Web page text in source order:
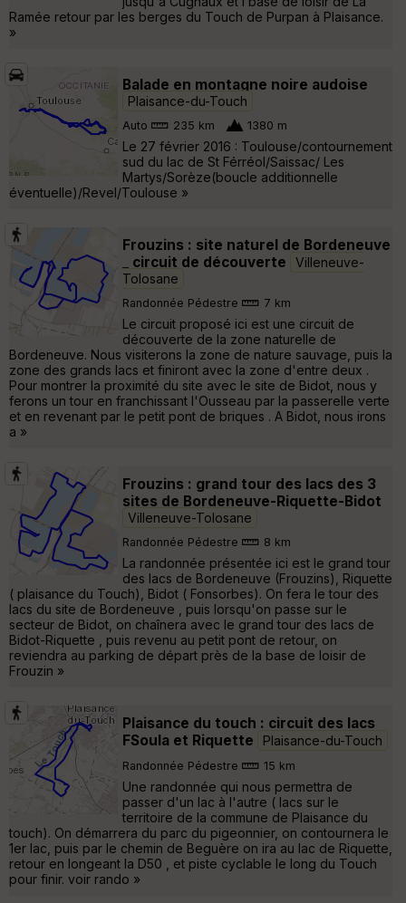
Ramée retour par les berges du Touch de Purpan à Plaisance.
»
Balade en montagne noire audoise
Plaisance-du-Touch
Auto 235 km 1380 m
Le 27 février 2016 : Toulouse/contournement
sud du lac de St Férréol/Saissac/ Les
Martys/Sorèze(boucle additionnelle
éventuelle)/Revel/Toulouse »
Frouzins : site naturel de Bordeneuve
_ circuit de découverte
Villeneuve-
Tolosane
Randonnée Pédestre 7 km
Le circuit proposé ici est une circuit de
découverte de la zone naturelle de
Bordeneuve. Nous visiterons la zone de nature sauvage, puis la
zone des grands lacs et finiront avec la zone d'entre deux .
Pour montrer la proximité du site avec le site de Bidot, nous y
ferons un tour en franchissant l'Ousseau par la passerelle verte
et en revenant par le petit pont de briques . A Bidot, nous irons
a »
Frouzins : grand tour des lacs des 3
sites de Bordeneuve-Riquette-Bidot
Villeneuve-Tolosane
Randonnée Pédestre 8 km
La randonnée présentée ici est le grand tour
des lacs de Bordeneuve (Frouzins), Riquette
( plaisance du Touch), Bidot ( Fonsorbes). On fera le tour des
lacs du site de Bordeneuve , puis lorsqu'on passe sur le
secteur de Bidot, on chaînera avec le grand tour des lacs de
Bidot-Riquette , puis revenu au petit pont de retour, on
reviendra au parking de départ près de la base de loisir de
Frouzin »
Plaisance du touch : circuit des lacs
FSoula et Riquette
Plaisance-du-Touch
Randonnée Pédestre 15 km
Une randonnée qui nous permettra de
passer d'un lac à l'autre ( lacs sur le
territoire de la commune de Plaisance du
touch). On démarrera du parc du pigeonnier, on contournera le
1er lac, puis par le chemin de Beguère on ira au lac de Riquette,
retour en longeant la D50 , et piste cyclable le long du Touch
pour finir. voir rando »